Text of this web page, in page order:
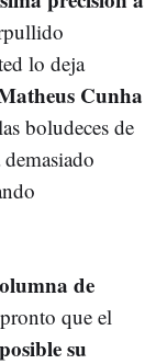
lo deja
Cunha
boludeces de
de
que el
su